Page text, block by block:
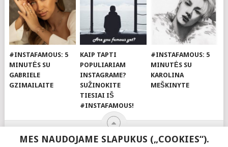
#INSTAFAMOUS: 5
MINUTĖS SU
GABRIELE
GZIMAILAITE
KAIP TAPTI
POPULIARIAM
INSTAGRAME?
SUŽINOKITE
TIESIAI IŠ
#INSTAFAMOUS!
#INSTAFAMOUS: 5
MINUTĖS SU
KAROLINA
MEŠKINYTE
MES NAUDOJAME SLAPUKUS („COOKIES“).